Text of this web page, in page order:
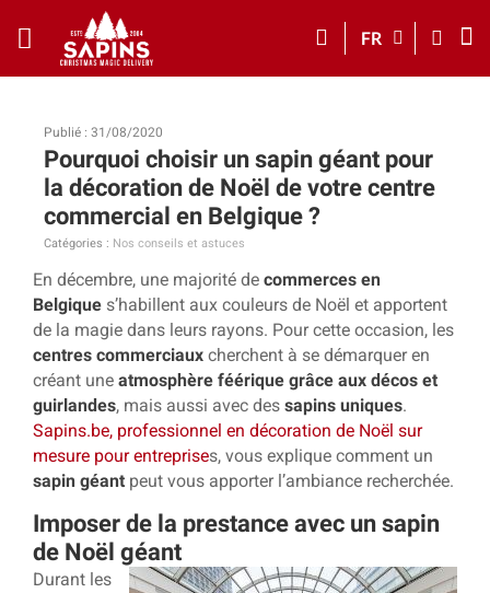
FR
Publié : 31/08/2020
Pourquoi choisir un sapin géant pour
la décoration de Noël de votre centre
commercial en Belgique ?
Catégories : Nos conseils et astuces
En décembre, une majorité de commerces en
Belgique s’habillent aux couleurs de Noël et apportent
de la magie dans leurs rayons. Pour cette occasion, les
centres commerciaux cherchent à se démarquer en
créant une atmosphère féérique grâce aux décos et
guirlandes, mais aussi avec des sapins uniques.
Sapins.be, professionnel en décoration de Noël sur
mesure pour entreprises, vous explique comment un
sapin géant peut vous apporter l’ambiance recherchée.
Imposer de la prestance avec un sapin
de Noël géant
Durant les